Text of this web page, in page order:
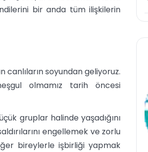
bir anda tüm ilişkilerin
soyundan geliyoruz.
olmamız tarih öncesi
gruplar halinde yaşadığını
engellemek ve zorlu
bireylerle işbirliği yapmak